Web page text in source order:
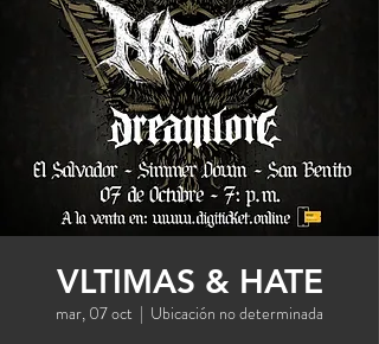
VLTIMAS & HATE
mar, 07 oct
  |
Ubicación no determinada